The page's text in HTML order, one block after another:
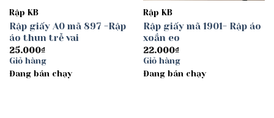
Rập KB
Rập giấy A0 mã 897 -Rập
áo thun trễ vai
25.000₫
Giỏ hàng
Đang bán chạy
Rập KB
Rập giấy mã 1901- Rập áo
xoắn eo
22.000₫
Giỏ hàng
Đang bán chạy